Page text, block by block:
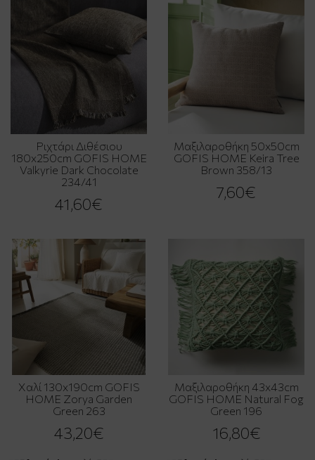
Ριχτάρι Διθέσιου
180x250cm GOFIS HOME
Valkyrie Dark Chocolate
234/41
41,60€
Μαξιλαροθήκη 50x50cm
GOFIS HOME Keira Tree
Brown 358/13
7,60€
Χαλί 130x190cm GOFIS
HOME Zorya Garden
Green 263
43,20€
Μαξιλαροθήκη 43x43cm
GOFIS HOME Natural Fog
Green 196
16,80€